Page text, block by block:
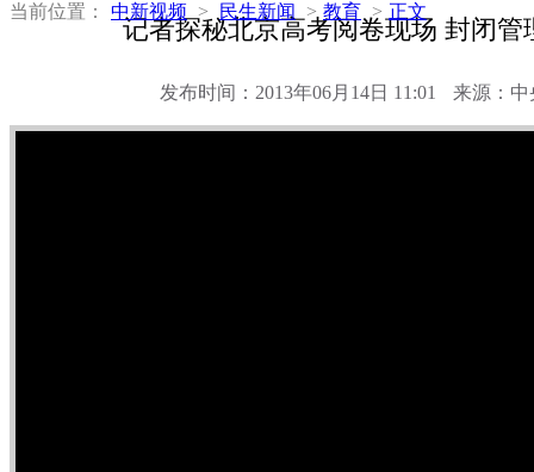
当前位置： 中新视频 > 民生新闻 > 教育 > 正文
记者探秘北京高考阅卷现场 封闭管
发布时间：2013年06月14日 11:01 来源：中